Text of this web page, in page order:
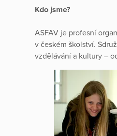
Kdo jsme?
ASFAV je profesní
v českém školství.
vzdělávání a kultury –